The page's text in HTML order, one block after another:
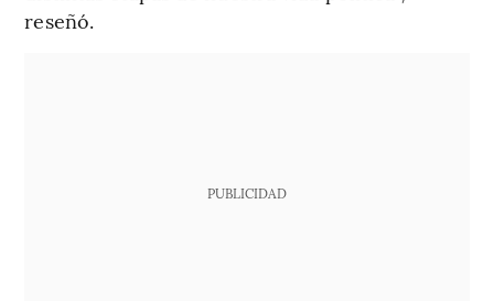
reseñó.
PUBLICIDAD